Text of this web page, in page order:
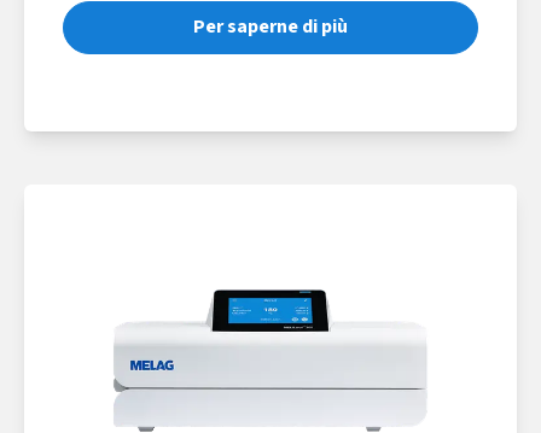
Per saperne di più